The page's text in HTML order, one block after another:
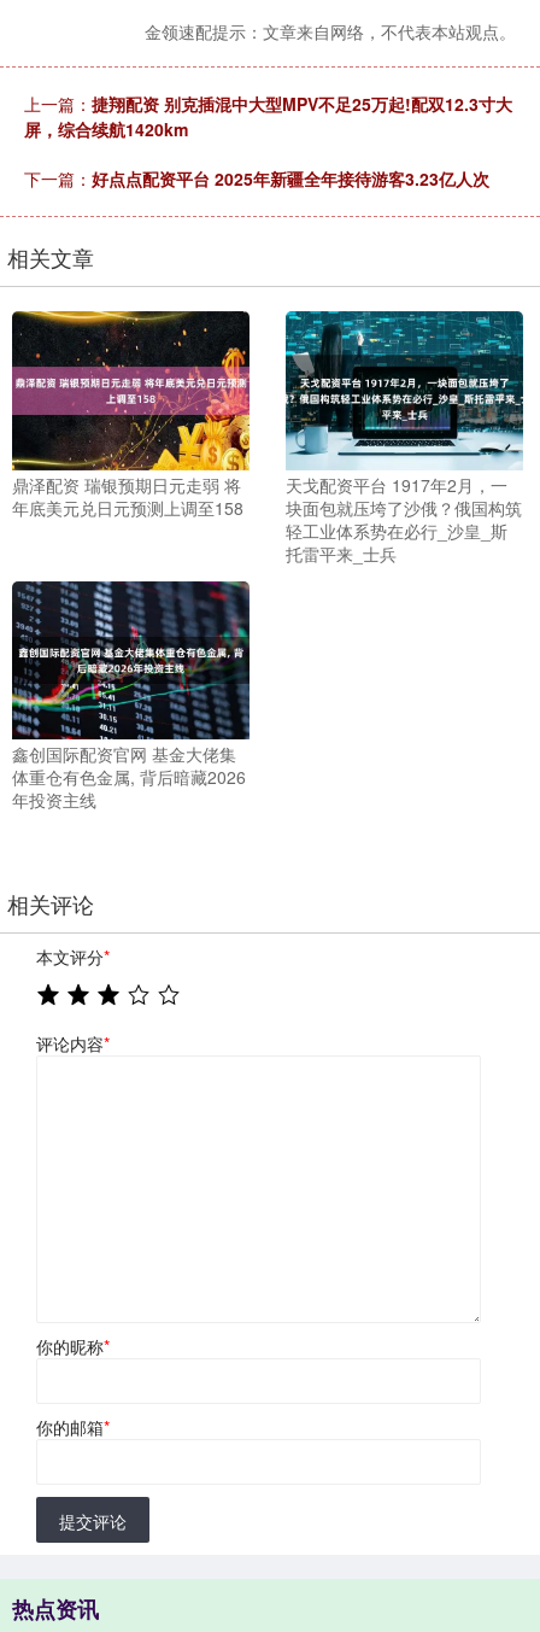
金领速配提示：文章来自网络，不代表本站观点。
上一篇： 捷翔配资 别克插混中大型MPV不足25万起!配双12.3寸大
屏，综合续航1420km
下一篇： 好点点配资平台 2025年新疆全年接待游客3.23亿人次
相关文章
鼎泽配资 瑞银预期日元走弱 将
年底美元兑日元预测上调至158
天戈配资平台 1917年2月，一
块面包就压垮了沙俄？俄国构筑
轻工业体系势在必行_沙皇_斯
托雷平来_士兵
鑫创国际配资官网 基金大佬集
体重仓有色金属, 背后暗藏2026
年投资主线
相关评论
本文评分*
评论内容*
你的昵称*
你的邮箱*
提交评论
热点资讯